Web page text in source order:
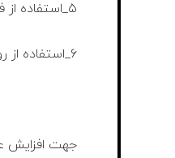
۵_استفاده از فیبر و فنر درجه یک وارداتی .
۶_استفاده از رولبرینگ بجای بلبرینگ جهت افزایش طول عمر حدود ۲ سال بیشتر.
جهت افزایش